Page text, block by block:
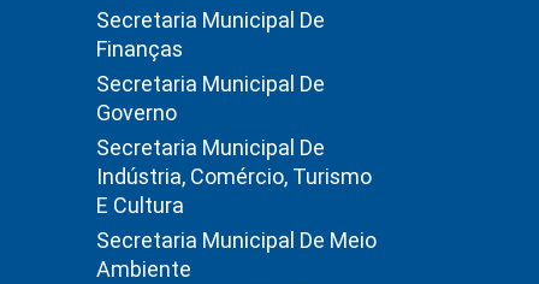
Secretaria Municipal De
Finanças
Secretaria Municipal De
Governo
Secretaria Municipal De
Indústria, Comércio, Turismo
E Cultura
Secretaria Municipal De Meio
Ambiente